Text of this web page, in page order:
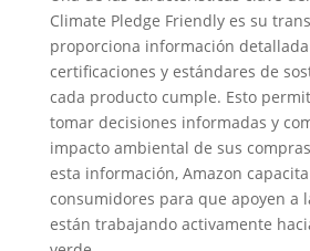
Climate Pledge Friendly es su
proporciona información
certificaciones y estándares de
cada producto cumple. Esto
tomar decisiones informadas y
impacto ambiental de sus
esta información, Amazon
consumidores para que apoyen a
están trabajando activamente